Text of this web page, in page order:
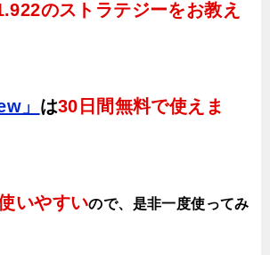
のストラテジーをお教え
」 は30日間無料で使えま
いやすいので、 是非一度使ってみ